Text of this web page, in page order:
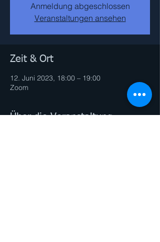
Anmeldung abgeschlossen
Veranstaltungen ansehen
Zeit & Ort
12. Juni 2023, 18:00 – 19:00
Zoom
Über die Veranstaltung